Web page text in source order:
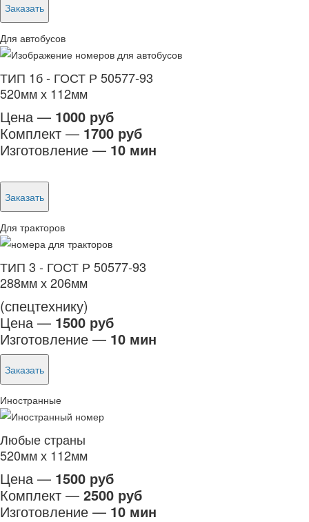
Заказать
Для автобусов
ТИП 1б - ГОСТ Р 50577-93
520мм х 112мм
Цена — 1000 руб
Комплект — 1700 руб
Изготовление — 10 мин
Заказать
Для тракторов
ТИП 3 - ГОСТ Р 50577-93
288мм х 206мм
(спецтехнику)
Цена — 1500 руб
Изготовление — 10 мин
Заказать
Иностранные
Любые страны
520мм х 112мм
Цена — 1500 руб
Комплект — 2500 руб
Изготовление — 10 мин